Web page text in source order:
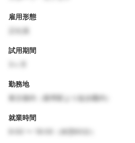
雇用形態
試用期間
勤務地
東京都内（最寄駅より徒歩圏内）
就業時間
9:00 〜 18:00（休憩60分）